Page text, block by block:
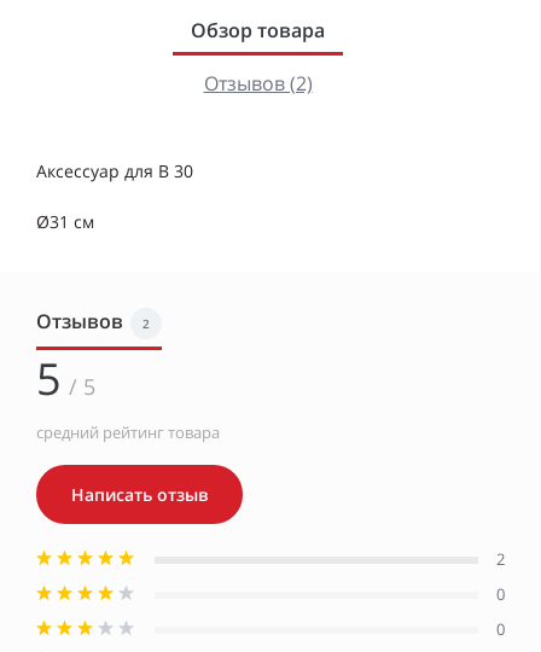
Обзор товара
Отзывов (2)
Аксессуар для B 30
Ø31 см
Отзывов 2
5 / 5
средний рейтинг товара
Написать отзыв
2
0
0